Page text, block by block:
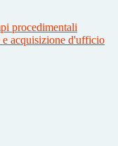
procedimentali
acquisizione d'ufficio